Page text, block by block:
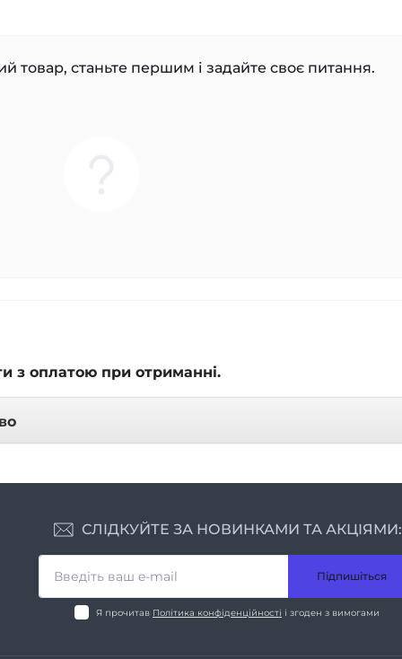
товар, станьте першим і задайте своє питання.
з оплатою при отриманні.
СЛІДКУЙТЕ ЗА НОВИНКАМИ ТА АКЦІЯМИ:
Підпишіться
Я прочитав Політика конфіденційності і згоден з вимогами